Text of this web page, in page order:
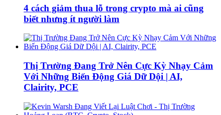
4 cách giảm thua lỗ trong crypto mà ai cũng
biết nhưng ít người làm
Thị Trường Đang Trở Nên Cực Kỳ Nhạy Cảm
Với Những Biến Động Giá Dữ Dội | AI,
Clairity, PCE